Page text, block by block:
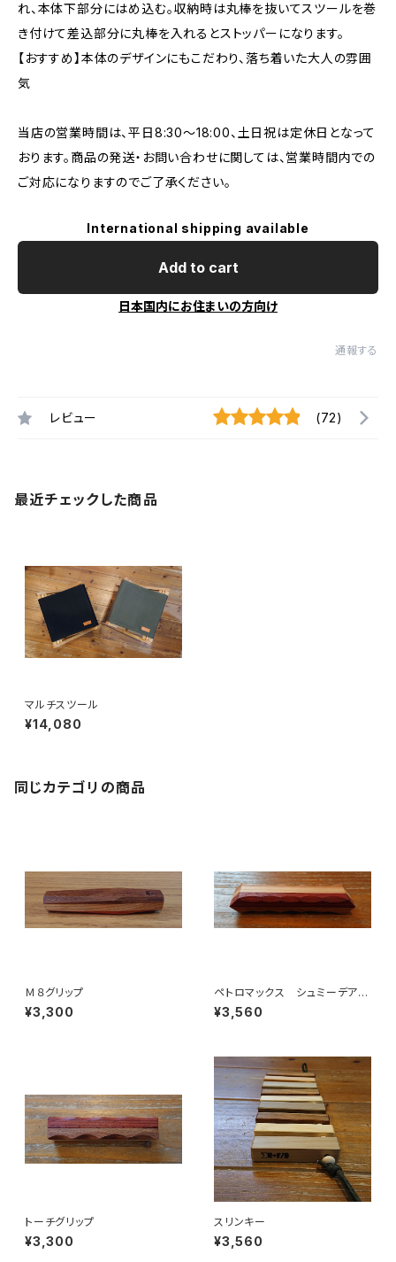
れ、本体下部分にはめ込む。収納時は丸棒を抜いてスツールを巻
き付けて差込部分に丸棒を入れるとストッパーになります。
【おすすめ】本体のデザインにもこだわり、落ち着いた大人の雰囲
気
当店の営業時間は、平日8:30～18:00、土日祝は定休日となって
おります。商品の発送・お問い合わせに関しては、営業時間内での
ご対応になりますのでご了承ください。
International shipping available
Add to cart
日本国内にお住まいの方向け
通報する
レビュー (72)
最近チェックした商品
マルチスツール
¥14,080
同じカテゴリの商品
Ｍ８グリップ
¥3,300
ペトロマックス シュミーデアイ
ゼン グリップ
¥3,560
トーチグリップ
¥3,300
スリンキー
¥3,560